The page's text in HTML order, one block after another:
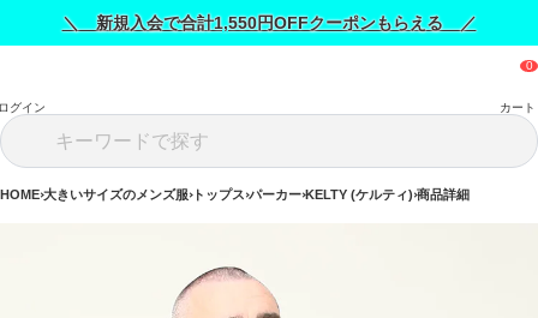
＼ 新規入会で合計1,550円OFFクーポンもらえる ／
グイン カート
HOME 大きいサイズのメンズ服 トップス パーカー KELTY (ケルティ) 商品詳細